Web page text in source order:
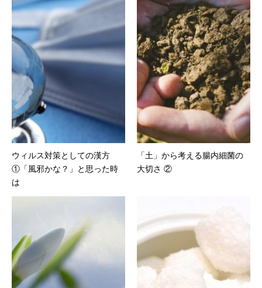
ウィルス対策としての漢方
①「風邪かな？」と思った時
は
「土」から考える腸内細菌の
大切さ ②